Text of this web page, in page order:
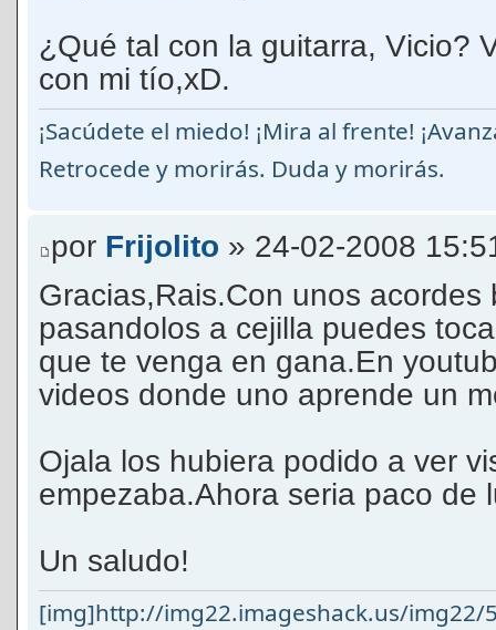
¿Qué tal con la guitarra, Vicio?
con mi tío,xD.
¡Sacúdete el miedo! ¡Mira al frente!
Retrocede y morirás. Duda y morirás.
por Frijolito » 24-02-2008
Gracias,Rais.Con unos acordes
pasandolos a cejilla puedes
que te venga en gana.En
videos donde uno aprende un
Ojala los hubiera podido a ver
empezaba.Ahora seria paco de
Un saludo!
[img]http://img22.imageshack.us/